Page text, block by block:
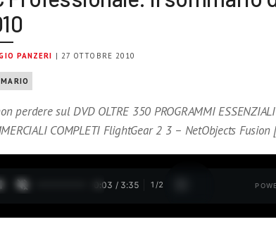
PANZERI | 27 OTTOBRE 2010
perdere sul DVD OLTRE 350 PROGRAMMI
COMPLETI FlightGear 2 3 – NetObjects
0:04 / 3:35 1 /2